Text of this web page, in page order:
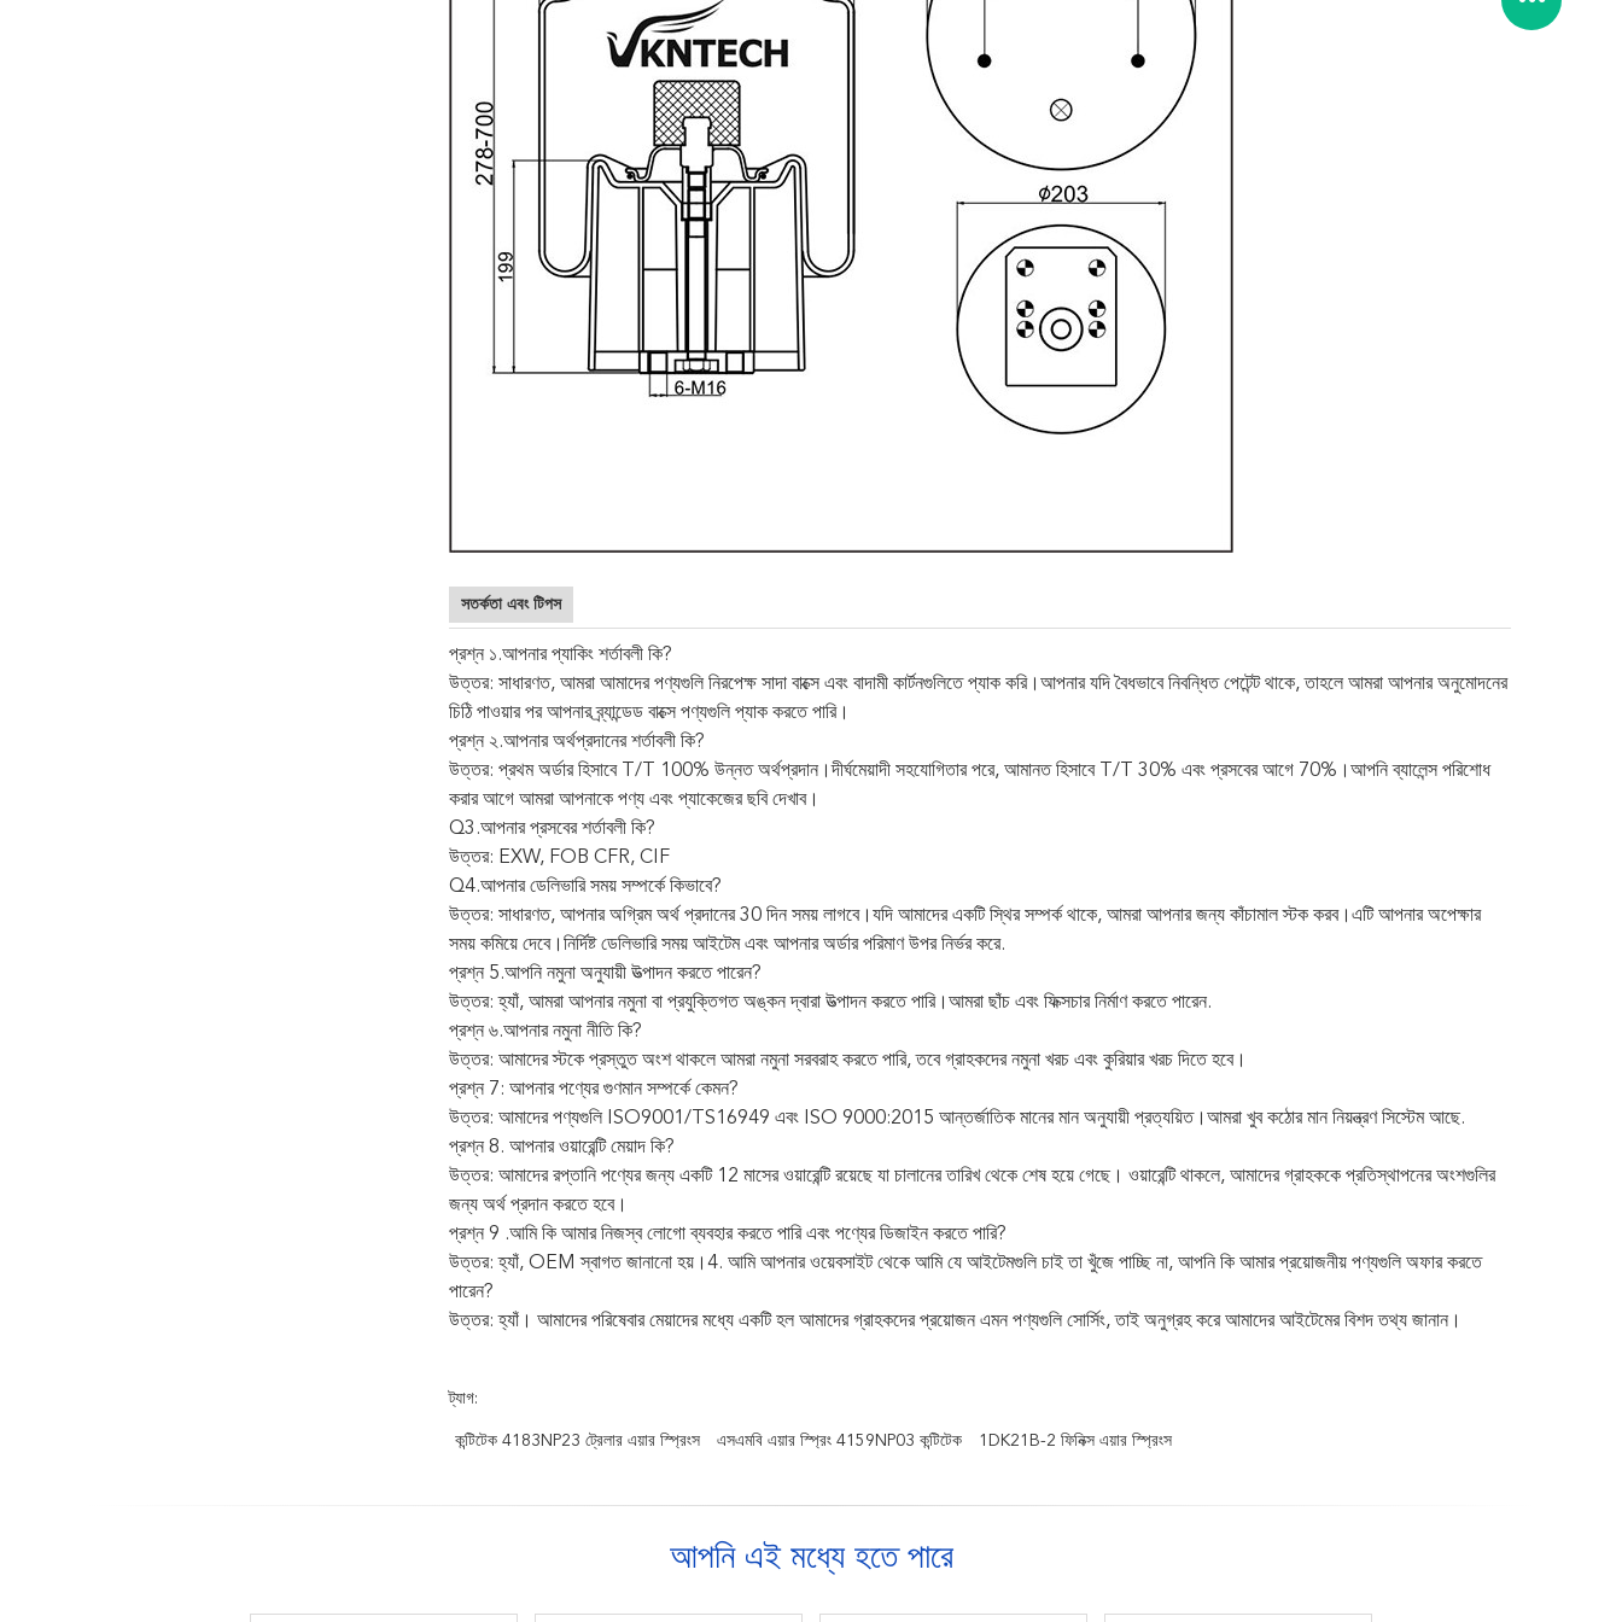
সতর্কতা এবং টিপস
প্রশ্ন ১.আপনার প্যাকিং শর্তাবলী কি?
উত্তর: সাধারণত, আমরা আমাদের পণ্যগুলি নিরপেক্ষ সাদা বাক্সে এবং বাদামী কার্টনগুলিতে প্যাক করি।আপনার যদি বৈধভাবে নিবন্ধিত পেটেন্ট থাকে, তাহলে আমরা আপনার অনুমোদনের
চিঠি পাওয়ার পর আপনার ব্র্যান্ডেড বাক্সে পণ্যগুলি প্যাক করতে পারি।
প্রশ্ন ২.আপনার অর্থপ্রদানের শর্তাবলী কি?
উত্তর: প্রথম অর্ডার হিসাবে T/T 100% উন্নত অর্থপ্রদান।দীর্ঘমেয়াদী সহযোগিতার পরে, আমানত হিসাবে T/T 30% এবং প্রসবের আগে 70%।আপনি ব্যালেন্স পরিশোধ
করার আগে আমরা আপনাকে পণ্য এবং প্যাকেজের ছবি দেখাব।
Q3.আপনার প্রসবের শর্তাবলী কি?
উত্তর: EXW, FOB CFR, CIF
Q4.আপনার ডেলিভারি সময় সম্পর্কে কিভাবে?
উত্তর: সাধারণত, আপনার অগ্রিম অর্থ প্রদানের 30 দিন সময় লাগবে।যদি আমাদের একটি স্থির সম্পর্ক থাকে, আমরা আপনার জন্য কাঁচামাল স্টক করব।এটি আপনার অপেক্ষার
সময় কমিয়ে দেবে।নির্দিষ্ট ডেলিভারি সময় আইটেম এবং আপনার অর্ডার পরিমাণ উপর নির্ভর করে.
প্রশ্ন 5.আপনি নমুনা অনুযায়ী উত্পাদন করতে পারেন?
উত্তর: হ্যাঁ, আমরা আপনার নমুনা বা প্রযুক্তিগত অঙ্কন দ্বারা উত্পাদন করতে পারি।আমরা ছাঁচ এবং ফিক্সচার নির্মাণ করতে পারেন.
প্রশ্ন ৬.আপনার নমুনা নীতি কি?
উত্তর: আমাদের স্টকে প্রস্তুত অংশ থাকলে আমরা নমুনা সরবরাহ করতে পারি, তবে গ্রাহকদের নমুনা খরচ এবং কুরিয়ার খরচ দিতে হবে।
প্রশ্ন 7: আপনার পণ্যের গুণমান সম্পর্কে কেমন?
উত্তর: আমাদের পণ্যগুলি ISO9001/TS16949 এবং ISO 9000:2015 আন্তর্জাতিক মানের মান অনুযায়ী প্রত্যয়িত।আমরা খুব কঠোর মান নিয়ন্ত্রণ সিস্টেম আছে.
প্রশ্ন 8. আপনার ওয়ারেন্টি মেয়াদ কি?
উত্তর: আমাদের রপ্তানি পণ্যের জন্য একটি 12 মাসের ওয়ারেন্টি রয়েছে যা চালানের তারিখ থেকে শেষ হয়ে গেছে। ওয়ারেন্টি থাকলে, আমাদের গ্রাহককে প্রতিস্থাপনের অংশগুলির
জন্য অর্থ প্রদান করতে হবে।
প্রশ্ন 9 .আমি কি আমার নিজস্ব লোগো ব্যবহার করতে পারি এবং পণ্যের ডিজাইন করতে পারি?
উত্তর: হ্যাঁ, OEM স্বাগত জানানো হয়।4. আমি আপনার ওয়েবসাইট থেকে আমি যে আইটেমগুলি চাই তা খুঁজে পাচ্ছি না, আপনি কি আমার প্রয়োজনীয় পণ্যগুলি অফার করতে
পারেন?
উত্তর: হ্যাঁ। আমাদের পরিষেবার মেয়াদের মধ্যে একটি হল আমাদের গ্রাহকদের প্রয়োজন এমন পণ্যগুলি সোর্সিং, তাই অনুগ্রহ করে আমাদের আইটেমের বিশদ তথ্য জানান।
ট্যাগ:
কন্টিটেক 4183NP23 ট্রেলার এয়ার স্প্রিংস এসএমবি এয়ার স্প্রিং 4159NP03 কন্টিটেক 1DK21B-2 ফিনিক্স এয়ার স্প্রিংস
আপনি এই মধ্যে হতে পারে